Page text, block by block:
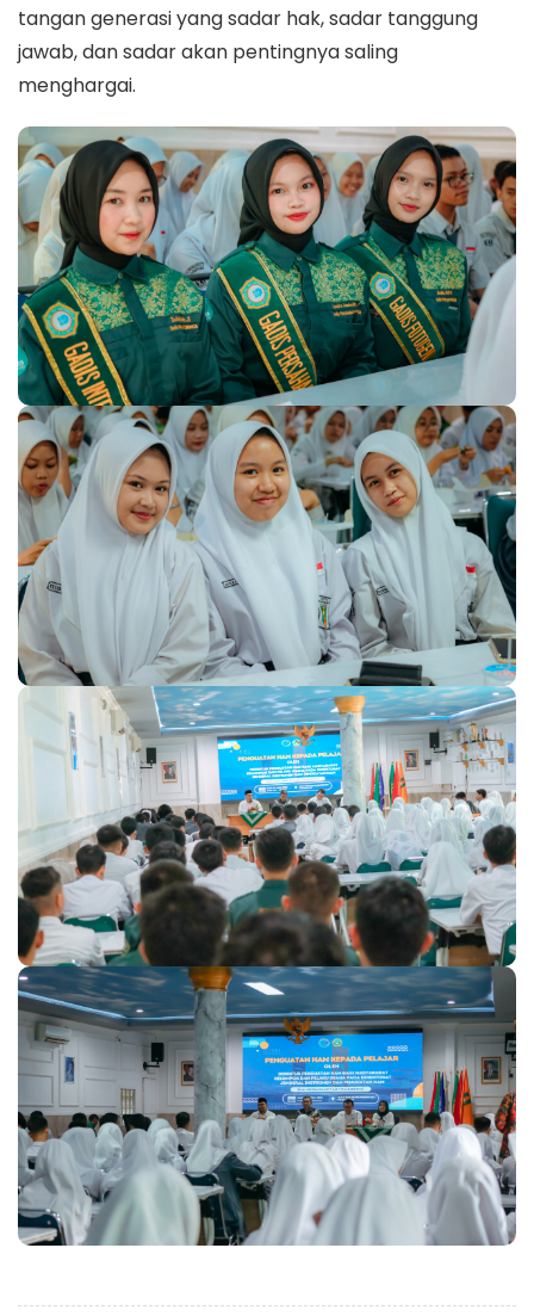
tangan generasi yang sadar hak, sadar tanggung
jawab, dan sadar akan pentingnya saling
menghargai.